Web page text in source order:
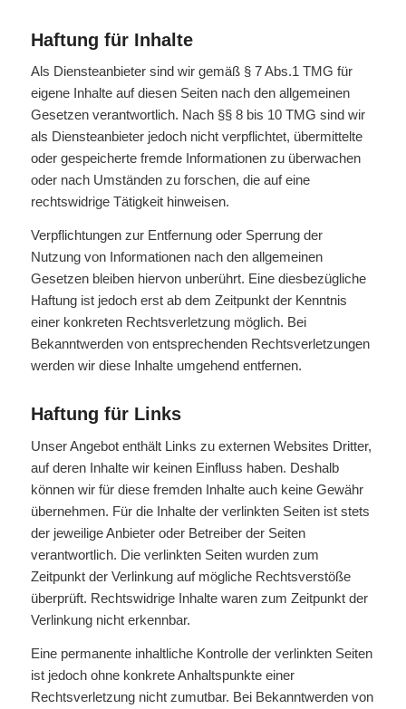
Haftung für Inhalte
Als Diensteanbieter sind wir gemäß § 7 Abs.1 TMG für
eigene Inhalte auf diesen Seiten nach den allgemeinen
Gesetzen verantwortlich. Nach §§ 8 bis 10 TMG sind wir
als Diensteanbieter jedoch nicht verpflichtet, übermittelte
oder gespeicherte fremde Informationen zu überwachen
oder nach Umständen zu forschen, die auf eine
rechtswidrige Tätigkeit hinweisen.
Verpflichtungen zur Entfernung oder Sperrung der
Nutzung von Informationen nach den allgemeinen
Gesetzen bleiben hiervon unberührt. Eine diesbezügliche
Haftung ist jedoch erst ab dem Zeitpunkt der Kenntnis
einer konkreten Rechtsverletzung möglich. Bei
Bekanntwerden von entsprechenden Rechtsverletzungen
werden wir diese Inhalte umgehend entfernen.
Haftung für Links
Unser Angebot enthält Links zu externen Websites Dritter,
auf deren Inhalte wir keinen Einfluss haben. Deshalb
können wir für diese fremden Inhalte auch keine Gewähr
übernehmen. Für die Inhalte der verlinkten Seiten ist stets
der jeweilige Anbieter oder Betreiber der Seiten
verantwortlich. Die verlinkten Seiten wurden zum
Zeitpunkt der Verlinkung auf mögliche Rechtsverstöße
überprüft. Rechtswidrige Inhalte waren zum Zeitpunkt der
Verlinkung nicht erkennbar.
Eine permanente inhaltliche Kontrolle der verlinkten Seiten
ist jedoch ohne konkrete Anhaltspunkte einer
Rechtsverletzung nicht zumutbar. Bei Bekanntwerden von